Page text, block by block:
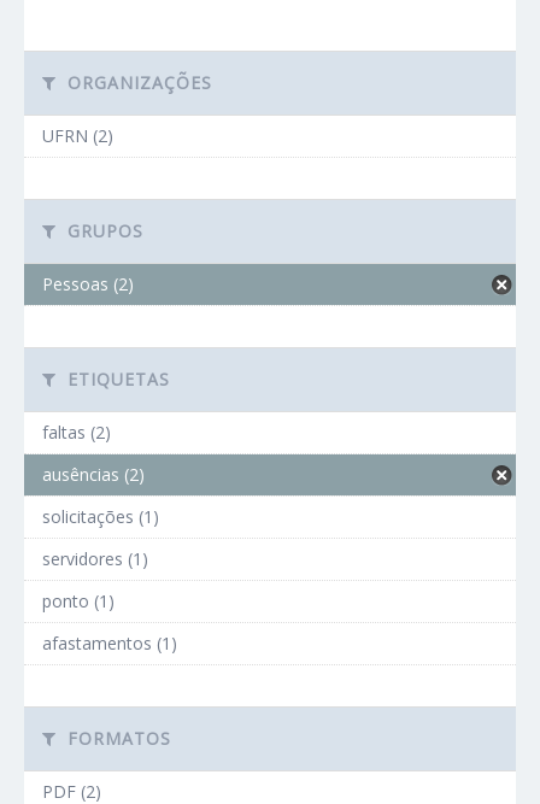
ORGANIZAÇÕES
UFRN (2)
GRUPOS
Pessoas (2)
ETIQUETAS
faltas (2)
ausências (2)
solicitações (1)
servidores (1)
ponto (1)
afastamentos (1)
FORMATOS
PDF (2)